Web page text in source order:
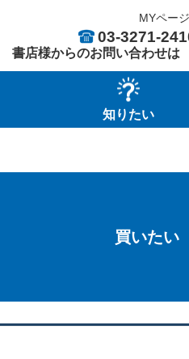
MYページ
03-3271-
書店様からのお問い合わせは
知りたい
買いたい